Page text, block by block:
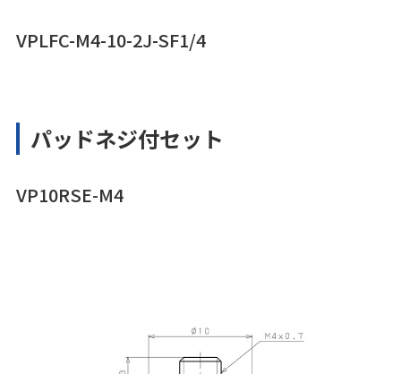
VPLFC-M4-10-2J-SF1/4
パッドネジ付セット
VP10RSE-M4